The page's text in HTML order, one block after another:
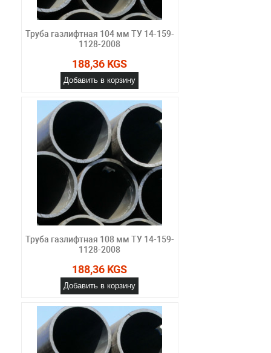
Труба газлифтная 104 мм ТУ 14-159-
1128-2008
188,36 KGS
Добавить в корзину
Труба газлифтная 108 мм ТУ 14-159-
1128-2008
188,36 KGS
Добавить в корзину